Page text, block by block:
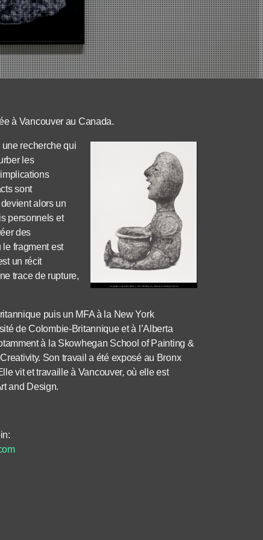
à Vancouver au Canada.
recherche qui
les
sont
alors un
personnels et
des
fragment est
un récit
trace de rupture,
puis un MFA à la New York
de Colombie-Britannique et à l’Alberta
à la Skowhegan School of Painting &
Son travail a été exposé au Bronx
vit et travaille à Vancouver, où elle est
and Design.